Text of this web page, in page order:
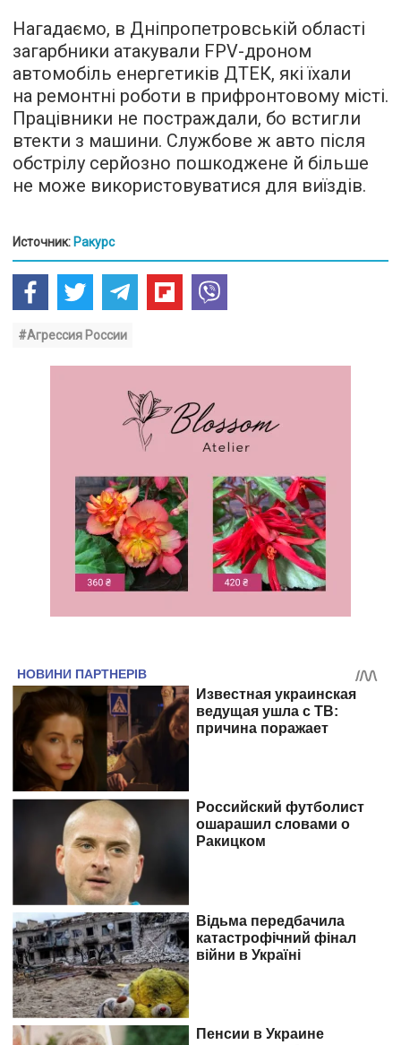
Нагадаємо, в Дніпропетровській області
загарбники атакували FPV-дроном
автомобіль енергетиків ДТЕК, які їхали
на ремонтні роботи в прифронтовому місті.
Працівники не постраждали, бо встигли
втекти з машини. Службове ж авто після
обстрілу серйозно пошкоджене й більше
не може використовуватися для виїздів.
Источник: Ракурс
#Агрессия России